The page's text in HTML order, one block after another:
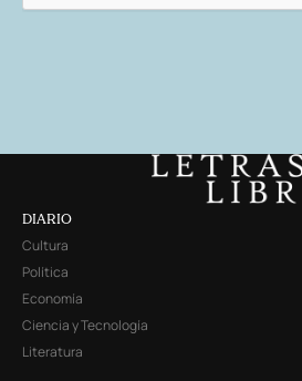
DIARIO
Cultura
Política
Economía
Ciencia y Tecnología
Literatura